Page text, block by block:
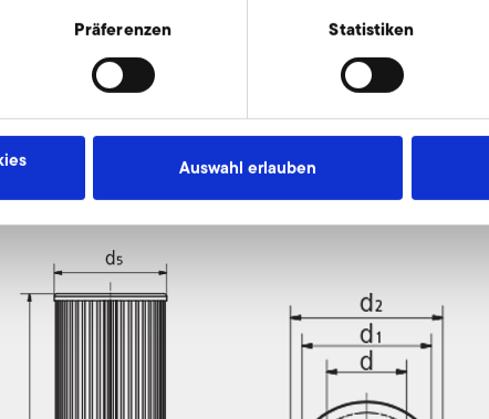
Präferenzen Statistiken
Auswahl erlauben
Anschlussstutzen